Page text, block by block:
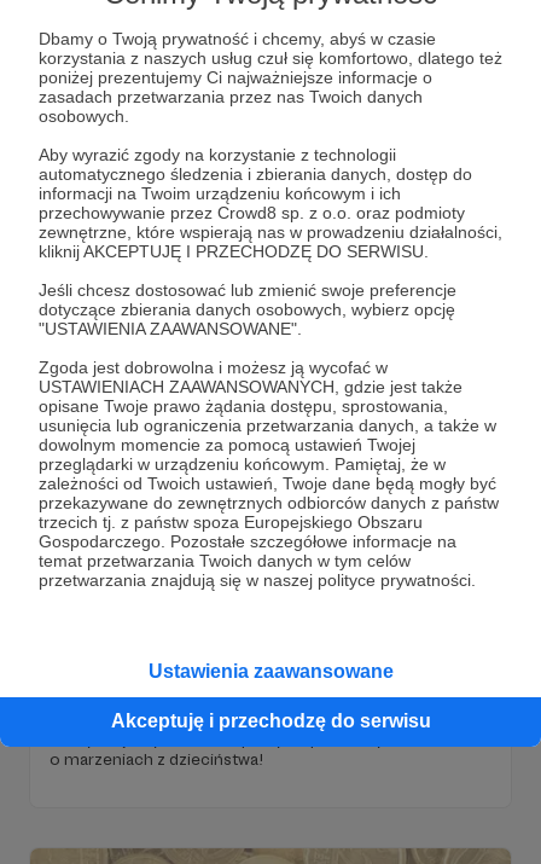
Dbamy o Twoją prywatność i chcemy, abyś w czasie
korzystania z naszych usług czuł się komfortowo, dlatego też
poniżej prezentujemy Ci najważniejsze informacje o
zasadach przetwarzania przez nas Twoich danych
osobowych.
Aby wyrazić zgody na korzystanie z technologii
automatycznego śledzenia i zbierania danych, dostęp do
informacji na Twoim urządzeniu końcowym i ich
przechowywanie przez Crowd8 sp. z o.o. oraz podmioty
zewnętrzne, które wspierają nas w prowadzeniu działalności,
kliknij AKCEPTUJĘ I PRZECHODZĘ DO SERWISU.
Jeśli chcesz dostosować lub zmienić swoje preferencje
dotyczące zbierania danych osobowych, wybierz opcję
"USTAWIENIA ZAAWANSOWANE".
Zgoda jest dobrowolna i możesz ją wycofać w
USTAWIENIACH ZAAWANSOWANYCH, gdzie jest także
opisane Twoje prawo żądania dostępu, sprostowania,
usunięcia lub ograniczenia przetwarzania danych, a także w
dowolnym momencie za pomocą ustawień Twojej
przeglądarki w urządzeniu końcowym. Pamiętaj, że w
zależności od Twoich ustawień, Twoje dane będą mogły być
przekazywane do zewnętrznych odbiorców danych z państw
trzecich tj. z państw spoza Europejskiego Obszaru
Gospodarczego. Pozostałe szczegółowe informacje na
temat przetwarzania Twoich danych w tym celów
przetwarzania znajdują się w naszej polityce prywatności.
Ustawienia zaawansowane
Akceptuję i przechodzę do serwisu
09.11.2022 Brak komentarzy
Sprechen #1- Beim Arzt
Zaczynamy nową serię materiałów! Tym razem tematem
zajmiemy się tematem wizyty u lekarza.
Schreiben #2- Traumberufe
Dzisiaj polecimy dalsze rozwijanie umiejętności pisania.
o marzeniach z dzieciństwa!